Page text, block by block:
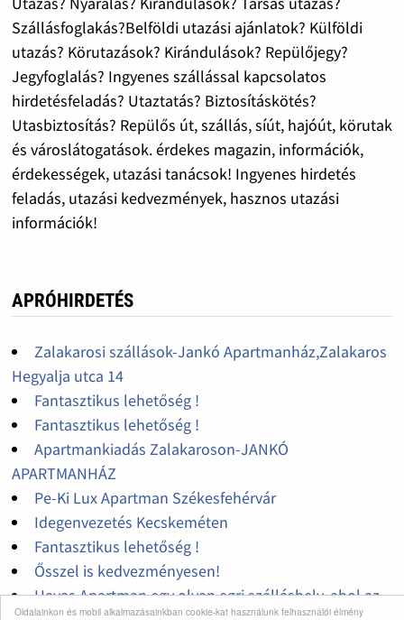
Oldalainkon és mobil alkalmazásainkban cookie-kat használunk felhasználói élmény
Szállásfoglakás?Belföldi utazási ajánlatok? Külföldi
utazás? Körutazások? Kirándulások? Repülőjegy?
Jegyfoglalás? Ingyenes szállással kapcsolatos
hirdetésfeladás? Utaztatás? Biztosításkötés?
Utasbiztosítás? Repülős út, szállás, síút, hajóút, körutak
és városlátogatások. érdekes magazin, információk,
érdekességek, utazási tanácsok! Ingyenes hirdetés
feladás, utazási kedvezmények, hasznos utazási
információk!
APRÓHIRDETÉS
Zalakarosi szállások-Jankó Apartmanház,Zalakaros
Hegyalja utca 14
Fantasztikus lehetőség !
Fantasztikus lehetőség !
Apartmankiadás Zalakaroson-JANKÓ
APARTMANHÁZ
Pe-Ki Lux Apartman Székesfehérvár
Idegenvezetés Kecskeméten
Fantasztikus lehetőség !
Ősszel is kedvezményesen!
Havas Apartman egy olyan egri szálláshely, ahol az